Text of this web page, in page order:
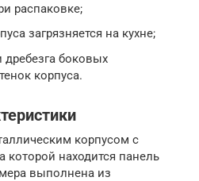
распаковке;
загрязняется на кухне;
боковых
корпуса.
корпусом с
которой находится панель
выполнена из